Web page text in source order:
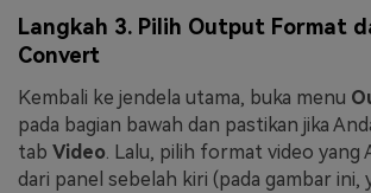
Langkah 3. Pilih Output Format
Convert
Kembali ke jendela utama, buka menu
pada bagian bawah dan pastikan jika
tab Video. Lalu, pilih format video yang
dari panel sebelah kiri (pada gambar ini,